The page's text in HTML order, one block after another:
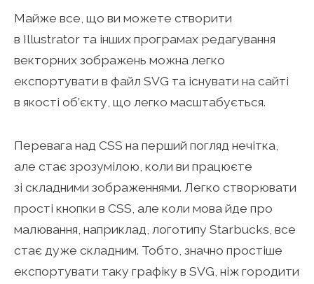
Майже все, що ви можете створити
в Illustrator та інших програмах редагування
векторних зображень можна легко
експортувати в файл SVG та існувати на сайті
в якості об’єкту, що легко масштабується.
Перевага над CSS на перший погляд нечітка,
але стає зрозумілою, коли ви працюєте
зі складними зображеннями. Легко створювати
прості кнопки в CSS, але коли мова йде про
малювання, наприклад, логотипу Starbucks, все
стає дуже складним. Тобто, значно простіше
експортувати таку графіку в SVG, ніж городити